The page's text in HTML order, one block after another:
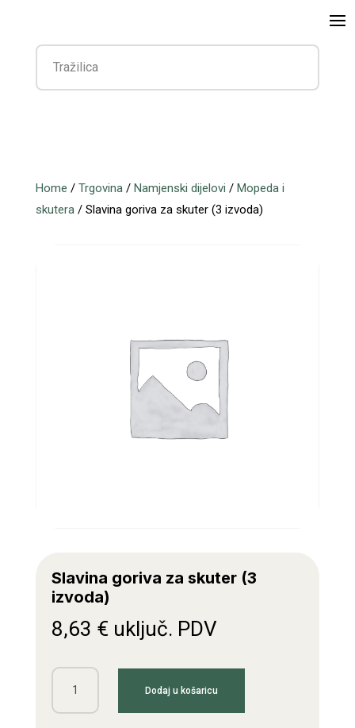
Home / Trgovina/ Namjenski dijelovi / Mopeda i
skutera/ Slavina goriva za skuter (3 izvoda)
Slavina goriva za skuter (3
izvoda)
8,63 € uključ. PDV
Slavina
goriva
Dodaj u košaricu